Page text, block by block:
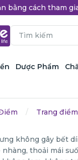
bằng cách tham
Dược Phẩm
Trang